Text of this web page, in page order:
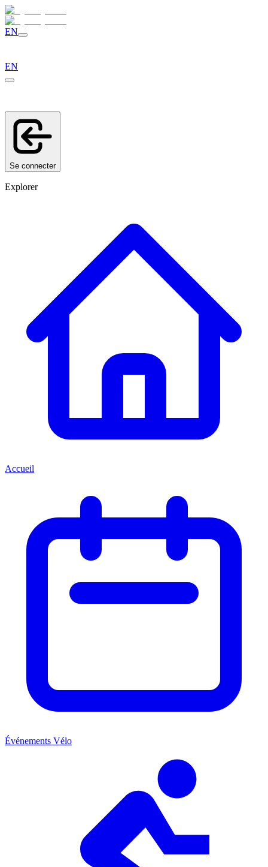
EN
EN
Se connecter
Explorer
Accueil
Événements Vélo